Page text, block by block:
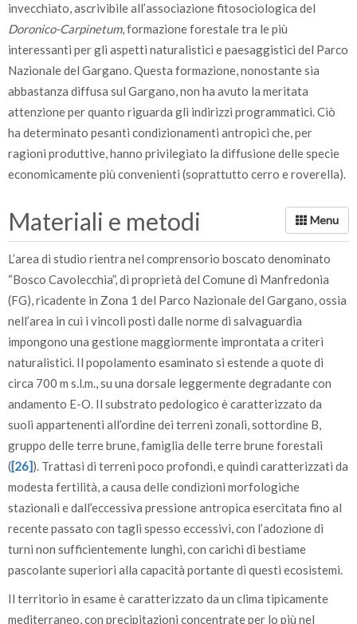
invecchiato, ascrivibile all’associazione fitosociologica del
Doronico-Carpinetum, formazione forestale tra le più
interessanti per gli aspetti naturalistici e paesaggistici del Parco
Nazionale del Gargano. Questa formazione, nonostante sia
abbastanza diffusa sul Gargano, non ha avuto la meritata
attenzione per quanto riguarda gli indirizzi programmatici. Ciò
ha determinato pesanti condizionamenti antropici che, per
ragioni produttive, hanno privilegiato la diffusione delle specie
economicamente più convenienti (soprattutto cerro e roverella).
Materiali e metodi
L’area di studio rientra nel comprensorio boscato denominato
“Bosco Cavolecchia”, di proprietà del Comune di Manfredonia
(FG), ricadente in Zona 1 del Parco Nazionale del Gargano, ossia
nell’area in cui i vincoli posti dalle norme di salvaguardia
impongono una gestione maggiormente improntata a criteri
naturalistici. Il popolamento esaminato si estende a quote di
circa 700 m s.l.m., su una dorsale leggermente degradante con
andamento E-O. Il substrato pedologico è caratterizzato da
suoli appartenenti all’ordine dei terreni zonali, sottordine B,
gruppo delle terre brune, famiglia delle terre brune forestali
([26]). Trattasi di terreni poco profondi, e quindi caratterizzati da
modesta fertilità, a causa delle condizioni morfologiche
stazionali e dall’eccessiva pressione antropica esercitata fino al
recente passato con tagli spesso eccessivi, con l’adozione di
turni non sufficientemente lunghi, con carichi di bestiame
pascolante superiori alla capacità portante di questi ecosistemi.
Il territorio in esame è caratterizzato da un clima tipicamente
mediterraneo, con precipitazioni concentrate per lo più nel